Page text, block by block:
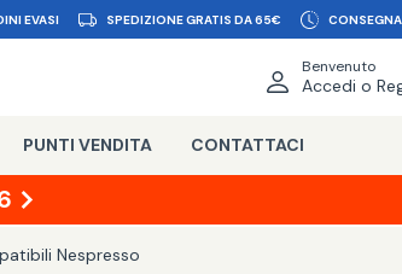
EVASI SPEDIZIONE GRATIS DA 65€
Benvenuto
Accedi o
PUNTI VENDITA CONTATTACI
Nespresso